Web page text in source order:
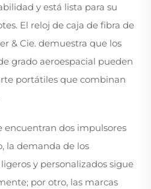
y está lista para su
El reloj de caja de fibra de
& Cie. demuestra que los
grado aeroespacial pueden
portátiles que combinan
encuentran dos impulsores
la demanda de los
y personalizados sigue
por otro, las marcas